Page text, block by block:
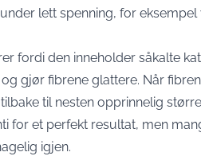
lett spenning, for
fordi den inneholder såkalte
gjør fibrene glattere. Når
til nesten opprinnelig
for et perfekt resultat, men
igjen.